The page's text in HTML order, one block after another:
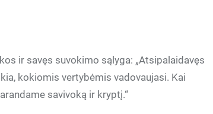
ir savęs suvokimo sąlyga: „Atsipalaidavęs
kokiomis vertybėmis vadovaujasi. Kai
savivoką ir kryptį.“